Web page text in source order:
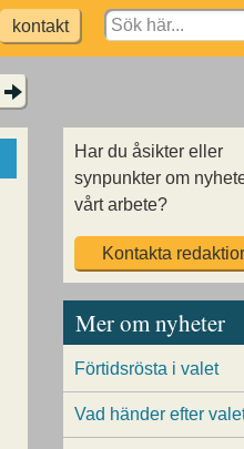
kontakt
Search
for:
Har du åsikter eller
synpunkter om
vårt arbete?
Kontakta
Mer om nyheter
Förtidsrösta i valet
Vad händer efter